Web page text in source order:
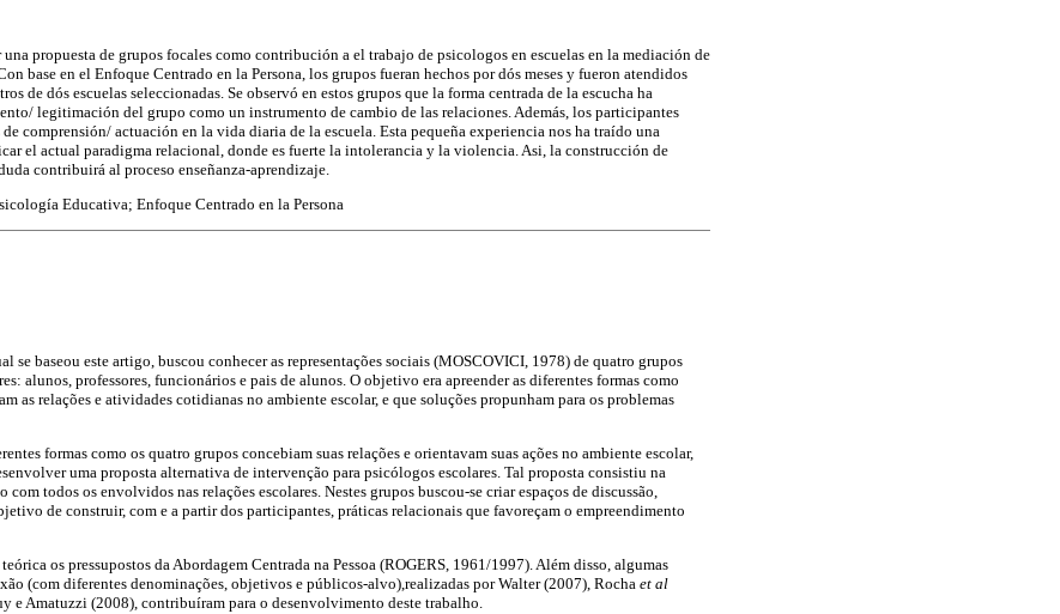
propuesta de grupos focales como contribución a el trabajo de psicologos en escuelas en la mediación de
base en el Enfoque Centrado en la Persona, los grupos fueran hechos por dós meses y fueron atendidos
de dós escuelas seleccionadas. Se observó en estos grupos que la forma centrada de la escucha ha
legitimación del grupo como un instrumento de cambio de las relaciones. Además, los participantes
comprensión/ actuación en la vida diaria de la escuela. Esta pequeña experiencia nos ha traído una
el actual paradigma relacional, donde es fuerte la intolerancia y la violencia. Asi, la construcción de
contribuirá al proceso enseñanza-aprendizaje.
Educativa; Enfoque Centrado en la Persona
se baseou este artigo, buscou conhecer as representações sociais (MOSCOVICI, 1978) de quatro grupos
alunos, professores, funcionários e pais de alunos. O objetivo era apreender as diferentes formas como
as relações e atividades cotidianas no ambiente escolar, e que soluções propunham para os problemas
formas como os quatro grupos concebiam suas relações e orientavam suas ações no ambiente escolar,
uma proposta alternativa de intervenção para psicólogos escolares. Tal proposta consistiu na
com todos os envolvidos nas relações escolares. Nestes grupos buscou-se criar espaços de discussão,
de construir, com e a partir dos participantes, práticas relacionais que favoreçam o empreendimento
os pressupostos da Abordagem Centrada na Pessoa (ROGERS, 1961/1997). Além disso, algumas
(com diferentes denominações, objetivos e públicos-alvo),realizadas por Walter (2007), Rocha et al
e Amatuzzi (2008), contribuíram para o desenvolvimento deste trabalho.